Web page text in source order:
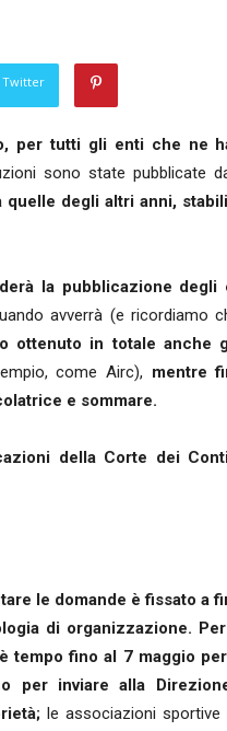
Twitter
per tutti gli enti che ne
sono state pubblicate
quelle degli altri anni,
la pubblicazione
avverrà (e ricordiamo
ottenuto in totale
come Airc), mentre
e sommare.
della Corte dei
le domande è fissato a
di organizzazione.
tempo fino al 7 maggio
per inviare alla
le associazioni